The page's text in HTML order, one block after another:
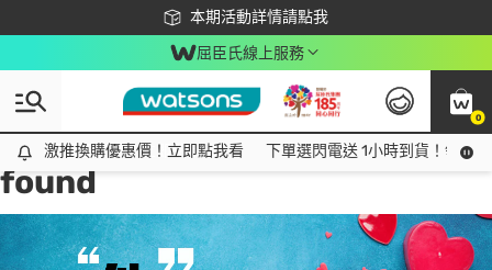
本期活動詳情請點我
下載app最高回饋$350
屈臣氏線上服務
0
激推換購優惠價！立即點我看
激推換購優惠價！立即點我看 下單選閃電送 1小時到貨！領神
Tag:給他的貼心禮物1 item(s)
found